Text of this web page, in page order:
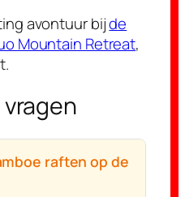
avontuur bijde
Mountain Retreat,
raften op de